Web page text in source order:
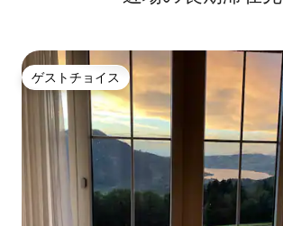
ゲストチョイス
ゲストチョイス